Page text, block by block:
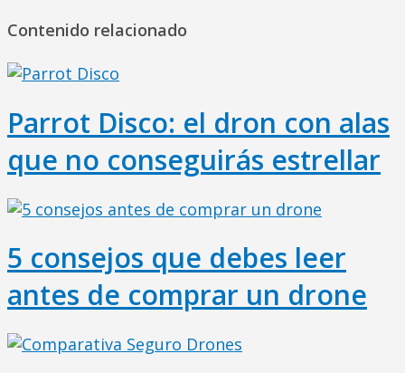
Contenido relacionado
Parrot Disco: el dron con alas
que no conseguirás estrellar
5 consejos que debes leer
antes de comprar un drone